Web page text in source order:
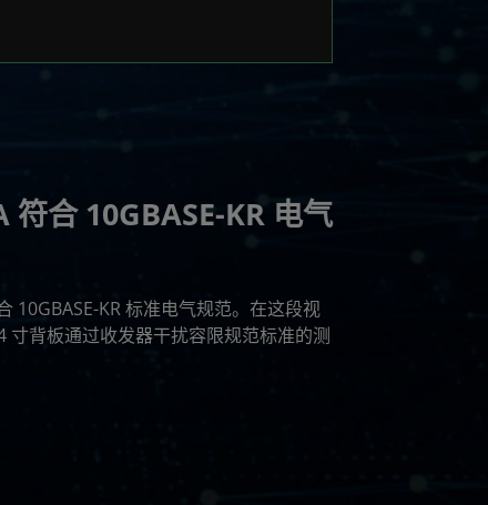
合 10GBASE-KR 电气
10GBASE-KR 标准电气规范。在这段视
背板通过收发器干扰容限规范标准的测